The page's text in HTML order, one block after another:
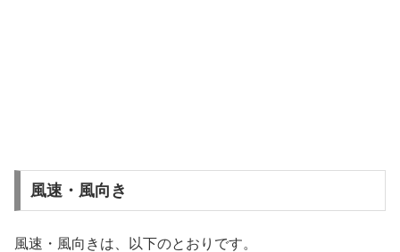
風速・風向き
風速・風向きは、以下のとおりです。